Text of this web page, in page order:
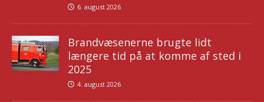
6. august 2026
Brandvæsenerne brugte lidt
længere tid på at komme af sted i
2025
4. august 2026